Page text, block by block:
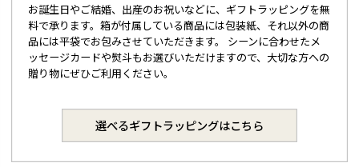
お誕生日やご結婚、出産のお祝いなどに、ギフトラッピングを無
料で承ります。箱が付属している商品には包装紙、それ以外の商
品には平袋でお包みさせていただきます。 シーンに合わせたメ
ッセージカードや熨斗もお選びいただけますので、大切な方への
贈り物にぜひご利用ください。
選べるギフトラッピングはこちら